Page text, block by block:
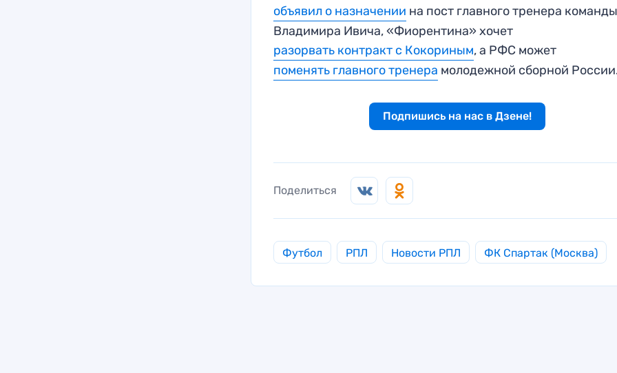
объявил о назначении на пост главного тренера команды
Владимира Ивича, «Фиорентина» хочет
разорвать контракт с Кокориным, а РФС может
поменять главного тренера молодежной сборной
Подпишись на нас в Дзене!
Поделиться
Футбол РПЛ Новости РПЛ ФК Спартак (Москва)